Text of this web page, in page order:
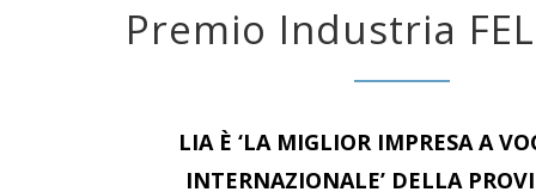
Premio Industria
LIA È ‘LA MIGLIOR IMPRESA A
INTERNAZIONALE’ DELLA